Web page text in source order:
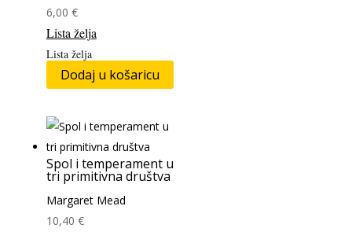
6,00 €
Lista želja
Lista želja
Dodaj u košaricu
Spol i temperament u
tri primitivna društva
Margaret Mead
10,40 €